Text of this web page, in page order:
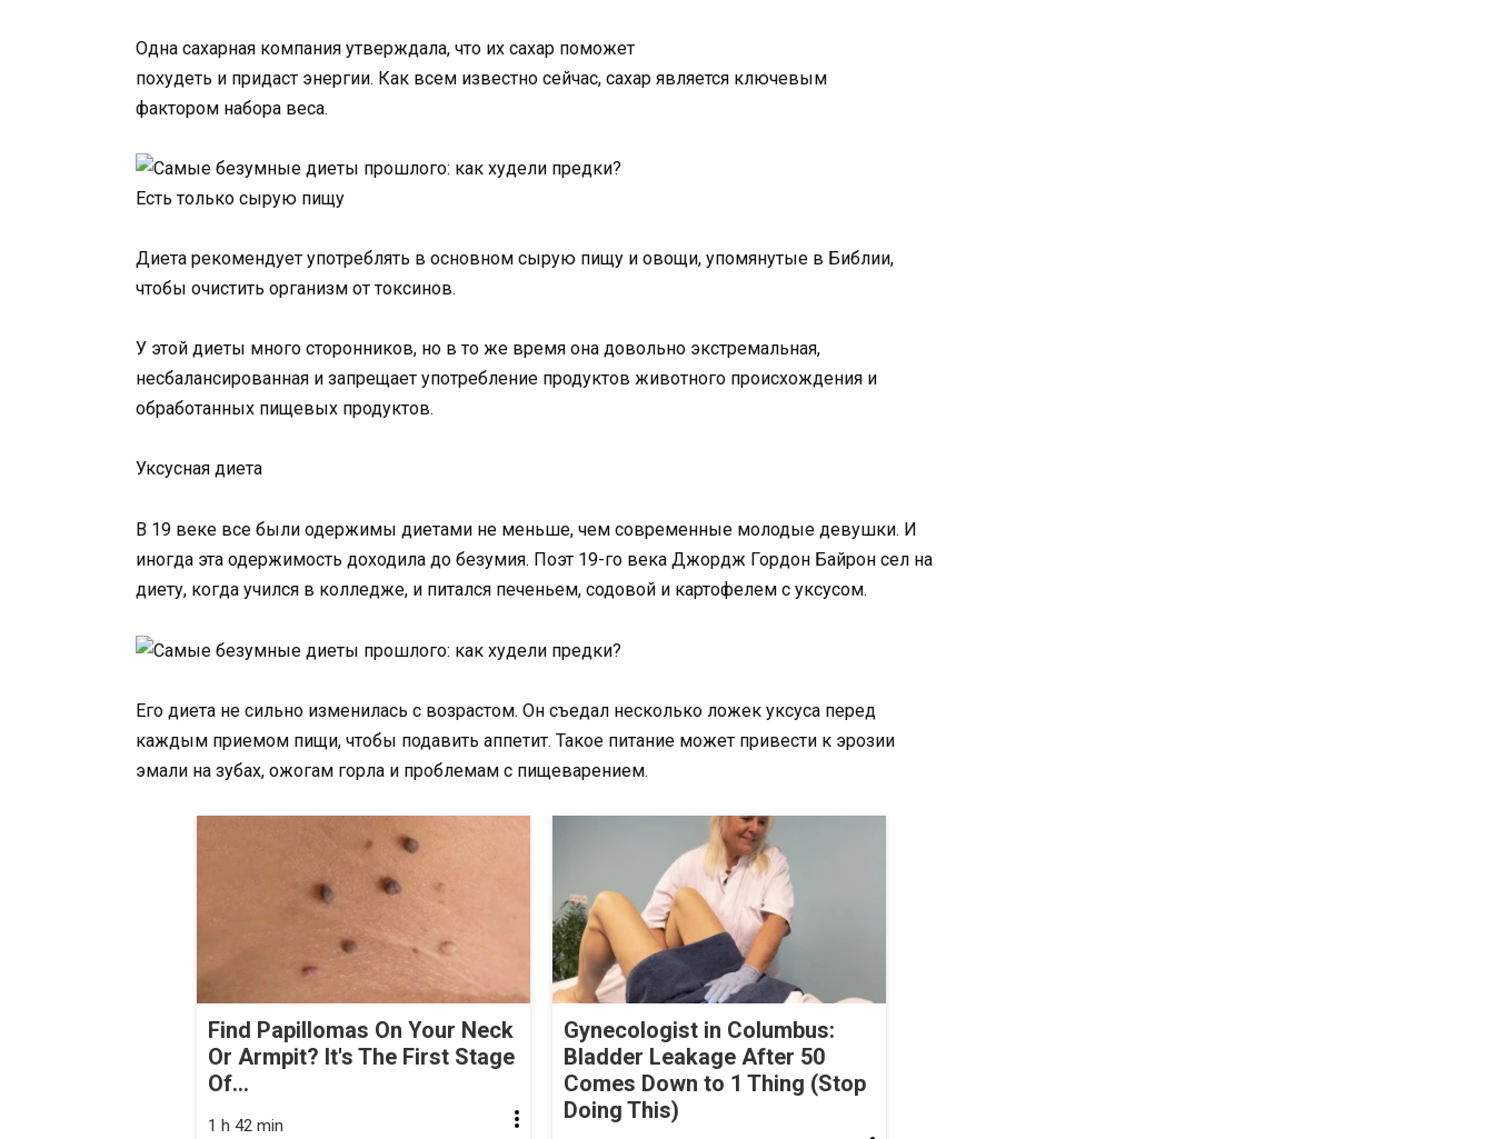
Одна сахарная компания утверждала, что их сахар поможет
похудеть и придаст энергии. Как всем известно сейчас, сахар является ключевым
фактором набора веса.
Есть только сырую пищу
Диета рекомендует употреблять в основном сырую пищу и овощи, упомянутые в Библии,
чтобы очистить организм от токсинов.
У этой диеты много сторонников, но в то же время она довольно экстремальная,
несбалансированная и запрещает употребление продуктов животного происхождения и
обработанных пищевых продуктов.
Уксусная диета
В 19 веке все были одержимы диетами не меньше, чем современные молодые девушки. И
иногда эта одержимость доходила до безумия. Поэт 19-го века Джордж Гордон Байрон сел на
диету, когда учился в колледже, и питался печеньем, содовой и картофелем с уксусом.
Его диета не сильно изменилась с возрастом. Он съедал несколько ложек уксуса перед
каждым приемом пищи, чтобы подавить аппетит. Такое питание может привести к эрозии
эмали на зубах, ожогам горла и проблемам с пищеварением.
Find Papillomas On Your Neck
Or Armpit? It's The First Stage
Of...
1 h 42 min
Gynecologist in Columbus:
Bladder Leakage After 50
Comes Down to 1 Thing (Stop
Doing This)